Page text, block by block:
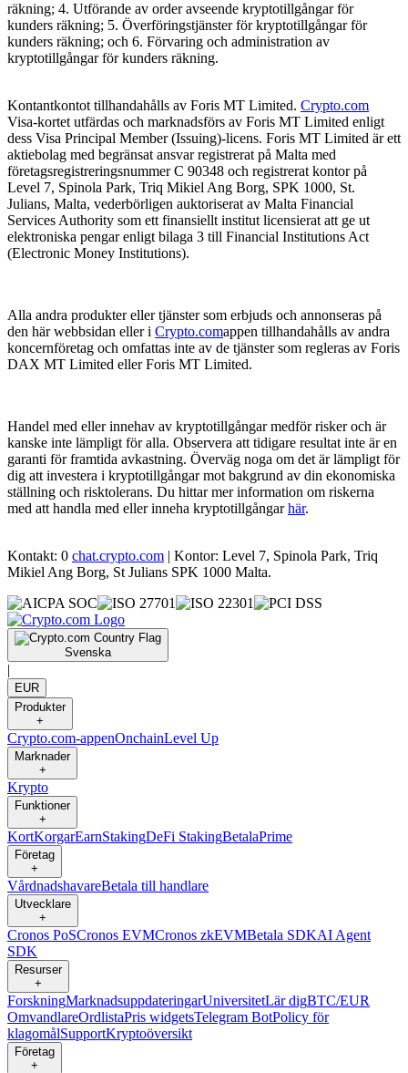
räkning; 4. Utförande av order avseende kryptotillgångar för
kunders räkning; 5. Överföringstjänster för kryptotillgångar för
kunders räkning; och 6. Förvaring och administration av
kryptotillgångar för kunders räkning.
Kontantkontot tillhandahålls av Foris MT Limited. Crypto.com
Visa-kortet utfärdas och marknadsförs av Foris MT Limited enligt
dess Visa Principal Member (Issuing)-licens. Foris MT Limited är ett
aktiebolag med begränsat ansvar registrerat på Malta med
företagsregistreringsnummer C 90348 och registrerat kontor på
Level 7, Spinola Park, Triq Mikiel Ang Borg, SPK 1000, St.
Julians, Malta, vederbörligen auktoriserat av Malta Financial
Services Authority som ett finansiellt institut licensierat att ge ut
elektroniska pengar enligt bilaga 3 till Financial Institutions Act
(Electronic Money Institutions).
Alla andra produkter eller tjänster som erbjuds och annonseras på
den här webbsidan eller i Crypto.comappen tillhandahålls av andra
koncernföretag och omfattas inte av de tjänster som regleras av Foris
DAX MT Limited eller Foris MT Limited.
Handel med eller innehav av kryptotillgångar medför risker och är
kanske inte lämpligt för alla. Observera att tidigare resultat inte är en
garanti för framtida avkastning. Överväg noga om det är lämpligt för
dig att investera i kryptotillgångar mot bakgrund av din ekonomiska
ställning och risktolerans. Du hittar mer information om riskerna
med att handla med eller inneha kryptotillgångarhär.
Kontakt: 0 chat.crypto.com | Kontor: Level 7, Spinola Park, Triq
Mikiel Ang Borg, St Julians SPK 1000 Malta.
Svenska
|
EUR
Produkter
+
Crypto.com-appenOnchainLevel Up
Marknader
+
Krypto
Funktioner
+
KortKorgarEarnStakingDeFi StakingBetalaPrime
Företag
+
VårdnadshavareBetala till handlare
Utvecklare
+
Cronos PoSCronos EVMCronos zkEVMBetala SDKAI Agent
SDK
Resurser
+
ForskningMarknadsuppdateringarUniversitetLär digBTC/EUR
OmvandlareOrdlistaPris widgetsTelegram BotPolicy för
klagomålSupportKryptoöversikt
Företag
+